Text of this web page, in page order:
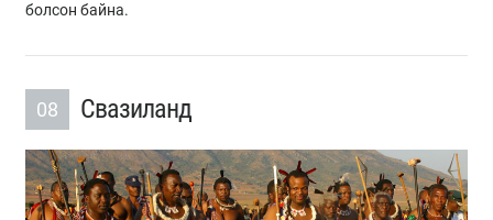
болсон байна.
08 Свазиланд